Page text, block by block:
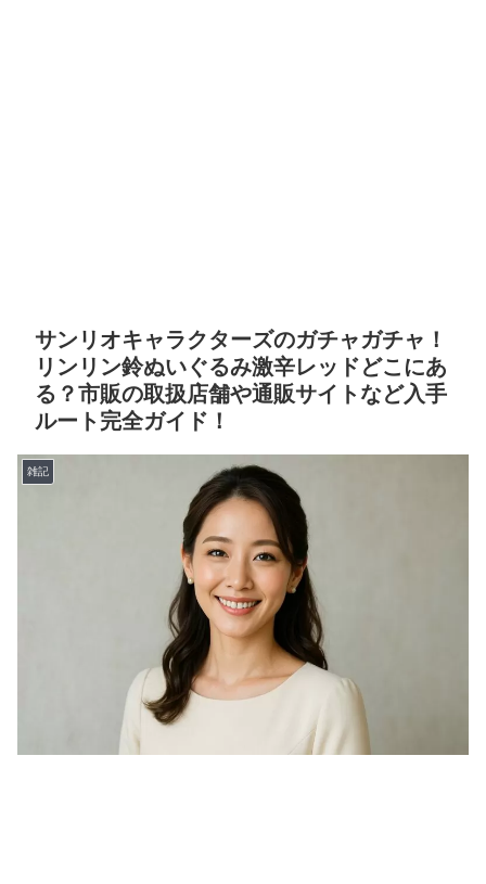
サンリオキャラクターズのガチャガチャ！
リンリン鈴ぬいぐるみ激辛レッドどこにあ
る？市販の取扱店舗や通販サイトなど入手
ルート完全ガイド！
雑記